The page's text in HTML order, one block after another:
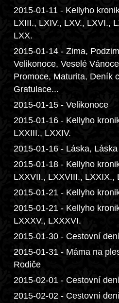
2015-01-11 - Kellyho
LXIII., LXIV., LXV., LXVI.,
LXX.
2015-01-14 - Zima,
Velikonoce, Veselé
Promoce, Maturita, Deník
Gratulace...
2015-01-15 - Velikonoce
2015-01-16 - Kellyho
LXXIII., LXXIV.
2015-01-16 - Láska,
2015-01-18 - Kellyho
LXXVII., LXXVIII., LXXIX.,
2015-01-21 - Kellyho
2015-01-21 - Kellyho
LXXXV., LXXXVI.
2015-01-30 - Cestovní
2015-01-31 - Máma na
Rodiče
2015-02-01 - Cestovní
2015-02-02 - Cestovní